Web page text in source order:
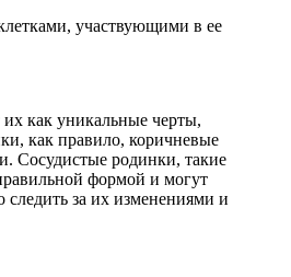
участвующими в ее
как уникальные черты,
как правило, коричневые
Сосудистые родинки, такие
формой и могут
за их изменениями и